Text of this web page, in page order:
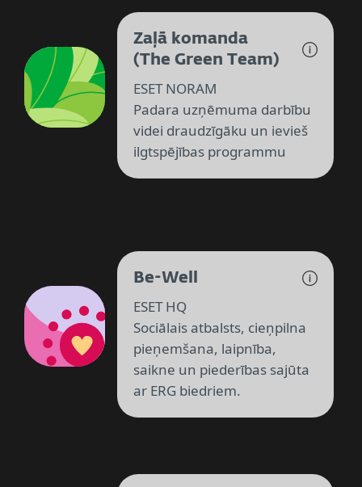
Zaļā komanda
(The Green Team)
ESET NORAM
Padara uzņēmuma darbību
videi draudzīgāku un ievieš
ilgtspējības programmu
Be-Well
ESET HQ
Sociālais atbalsts, cieņpilna
pieņemšana, laipnība,
saikne un piederības sajūta
ar ERG biedriem.